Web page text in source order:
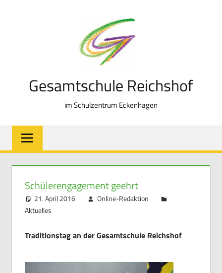
Gesamtschule Reichshof
im Schulzentrum Eckenhagen
Schülerengagement geehrt
21. April 2016
Online-Redaktion
Aktuelles
Traditionstag an der Gesamtschule Reichshof